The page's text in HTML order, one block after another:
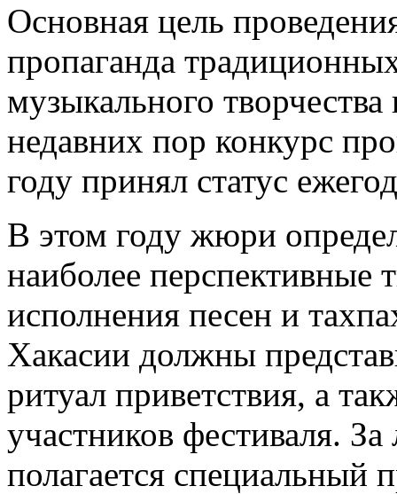
Основная цель
пропаганда
музыкального
недавних пор конкурс
году принял статус
В этом году жюри
наиболее перспективные
исполнения песен и
Хакасии должны
ритуал приветствия, а
участников фестиваля.
полагается специальный